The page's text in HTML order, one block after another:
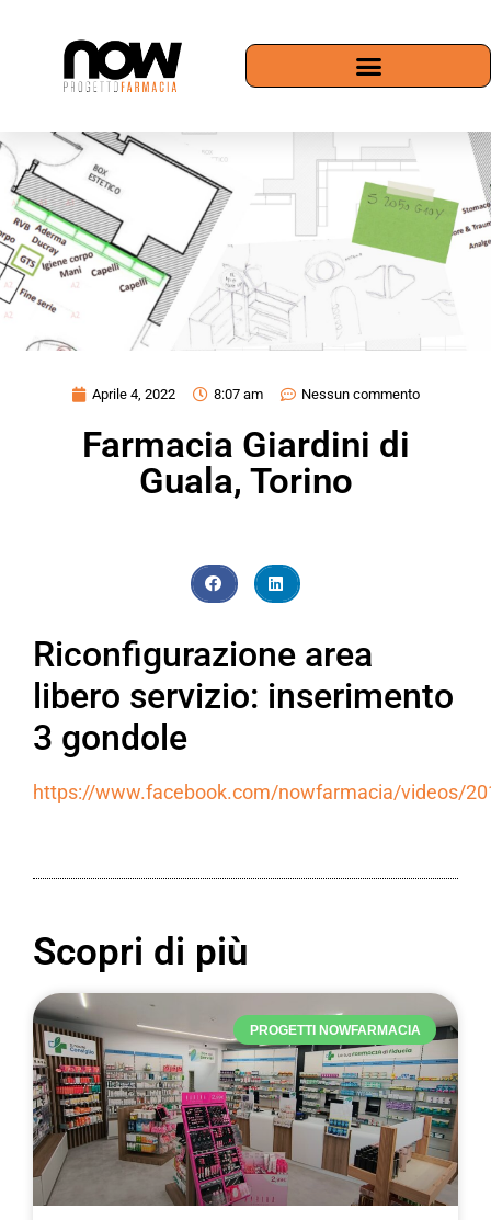
Aprile 4, 2022 8:07 am Nessun commento
Farmacia Giardini di
Guala, Torino
Riconfigurazione area
libero servizio: inserimento
3 gondole
https://www.facebook.com/nowfarmacia/videos/
Scopri di più
PROGETTI NOWFARMACIA